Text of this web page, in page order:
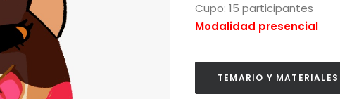
Cupo: 15 participantes
Modalidad presencial
TEMARIO Y MATERIALES